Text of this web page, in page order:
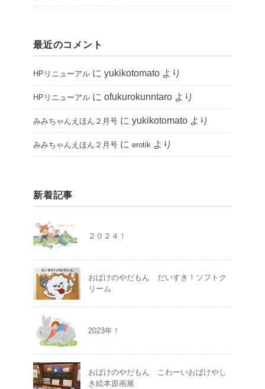
最近のコメント
HPリニューアル に yukikotomato より
HPリニューアル に ofukurokunntaro より
みみちゃんえほん２月号 に yukikotomato より
みみちゃんえほん２月号 に erotik より
新着記事
２０２４！
おばけのやだもん だいすき！ソフトク
リーム
2023年！
おばけのやだもん こわーいおばけやし
き絵本原画展